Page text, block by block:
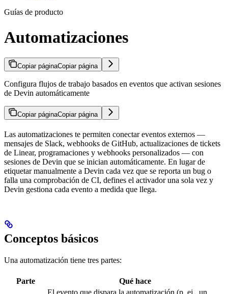
Guías de producto
Automatizaciones
Copiar páginaCopiar página
Configura flujos de trabajo basados en eventos que activan sesiones
de Devin automáticamente
Copiar páginaCopiar página
Las automatizaciones te permiten conectar eventos externos —
mensajes de Slack, webhooks de GitHub, actualizaciones de tickets
de Linear, programaciones y webhooks personalizados — con
sesiones de Devin que se inician automáticamente. En lugar de
etiquetar manualmente a Devin cada vez que se reporta un bug o
falla una comprobación de CI, defines el activador una sola vez y
Devin gestiona cada evento a medida que llega.
Conceptos básicos
Una automatización tiene tres partes:
Parte
Qué hace
El evento que dispara la automatización (p. ej., un